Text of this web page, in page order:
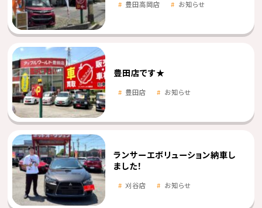
豊田高岡店 お知らせ
豊田店です★
豊田店 お知らせ
ランサーエボリューション納車し
ました！
刈谷店 お知らせ